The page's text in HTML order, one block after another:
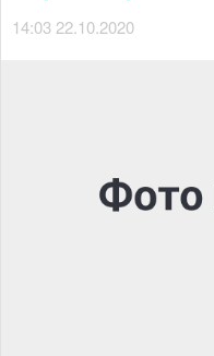
14:03 22.10.2020